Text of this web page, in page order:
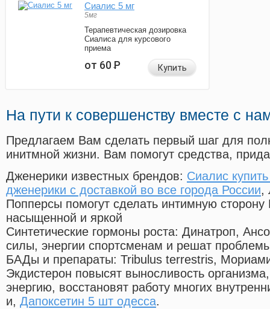
Сиалис 5 мг
5мг
Терапевтическая дозировка
Сиалиса для курсового
приема
от 60Р Купить
На пути к совершенству вместе с
Предлагаем Вам сделать первый шаг для
инитмной жизни. Вам помогут средства,
Дженерики известных брендов: Сиалис
дженерики с доставкой во все города России,
Попперсы помогут сделать интимную
насыщенной и яркой
Синтетические гормоны роста: Динатроп,
силы, энергии спортсменам и решат
БАДы и препараты: Tribulus terrestris,
Экдистерон повысят выносливость
энергию, восстановят работу многих
и, Дапоксетин 5 шт одесса.